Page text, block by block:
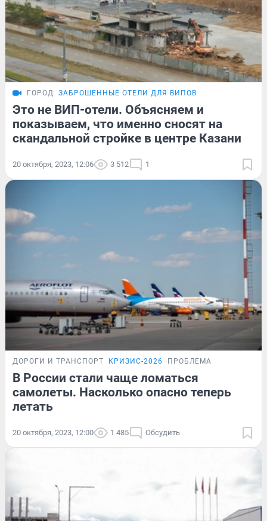
ГОРОД ЗАБРОШЕННЫЕ ОТЕЛИ ДЛЯ ВИПОВ
Это не ВИП-отели. Объясняем и
показываем, что именно сносят на
скандальной стройке в центре Казани
20 октября, 2023, 12:06 3 512 1
ДОРОГИ И ТРАНСПОРТ КРИЗИС-2026 ПРОБЛЕМА
В России стали чаще ломаться
самолеты. Насколько опасно теперь
летать
20 октября, 2023, 12:00 1 485 Обсудить